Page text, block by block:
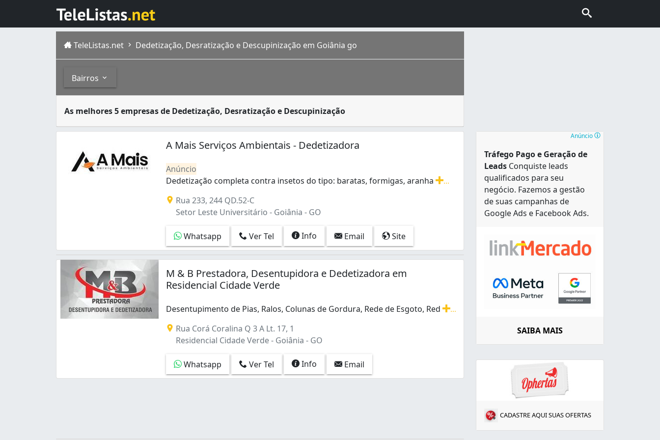
TeleListas.net Dedetização, Desratização e Descupinização em Goiânia go
Bairros
Aeroviário (1)
Carolina Parque (2)
Conjunto Residencial Aruanã II (1)
Jardim Balneário Meia Ponte (1)
Jardim Diamantina (1)
Jardim Dom Fernando I (1)
Jardim Europa (3)
Jardim Goiás (3)
Jardim Guanabara III (1)
Jardim Presidente (1)
Jardim Santo Antônio (4)
Parque Industrial de Goiânia (1)
As melhores 5 empresas de Dedetização, Desratização e Descupinização
Goiânia é a capital de Goiás, com população estimada em 1 448 639 de habitantes segundo IBGE 2016. Conhecida também como “Capital do Cerrado”. É a
A Mais Serviços Ambientais - Dedetizadora
Anúncio
Dedetização completa contra insetos do tipo: baratas, formigas, aranha
Dedetização completa contra insetos do tipo: baratas, formigas, aranhas, ratos, cupins, escorpiões, lacraias, brocas de madeira,
Rua 233, 244 QD.52-C
Setor Leste Universitário - Goiânia - GO
Whatsapp Ver Tel Info Email Site
M & B Prestadora, Desentupidora e Dedetizadora em
Residencial Cidade Verde
Desentupimento de Pias, Ralos, Colunas de Gordura, Rede de Esgoto, Red
Rua Corá Coralina Q 3 A Lt. 17, 1
Residencial Cidade Verde - Goiânia - GO
Whatsapp Ver Tel Info Email
Anúncio
Tráfego Pago e Geração de
Leads Conquiste leads
qualificados para seu
negócio. Fazemos a gestão
de suas campanhas de
Google Ads e Facebook Ads.
SAIBA MAIS
CADASTRE AQUI SUAS OFERTAS